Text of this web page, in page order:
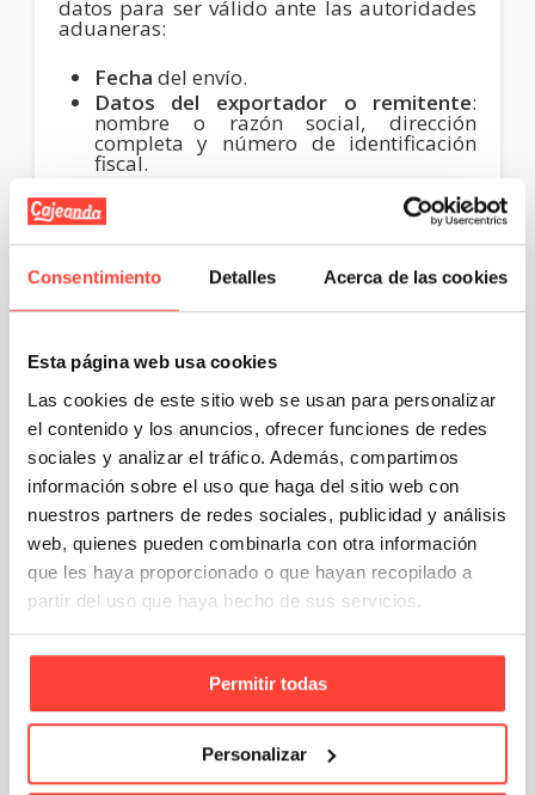
Consentimiento Detalles Acerca de las cookies
Esta página web usa cookies
Las cookies de este sitio web se usan para personalizar
el contenido y los anuncios, ofrecer funciones de redes
sociales y analizar el tráfico. Además, compartimos
información sobre el uso que haga del sitio web con
nuestros partners de redes sociales, publicidad y análisis
web, quienes pueden combinarla con otra información
que les haya proporcionado o que hayan recopilado a
partir del uso que haya hecho de sus servicios.
Permitir todas
Personalizar
datos para ser válido ante las autoridades
aduaneras:
Fecha del envío.
Datos del exportador o remitente:
nombre o razón social, dirección
completa y número de identificación
fiscal.
nombre o razón social, dirección
completa y número de identificación
fiscal.
Número de la factura comercial
asociada al envío.
Descripción detallada de cada
Cantidad de unidades
Peso bruto y netode cada bulto.
Dimensionesde cada bulto (largo,
ancho y alto).
Numero total de bultosque forman el
envío.
Toda la información declarada en el
packing list tiene valor legal de declaración
jurada, por lo que debe ser exacta y
coincidir con el contenido real del envío.
Campos opcionales
recomendados